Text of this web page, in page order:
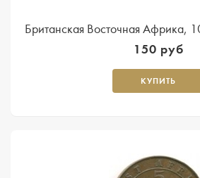
Британская Восточная Африка,
150 руб
КУПИТЬ